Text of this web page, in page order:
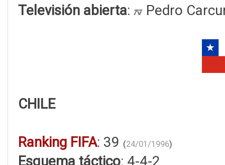
Televisión abierta: Pedro
CHILE
Ranking FIFA: 39 (24/01/1996)
Esquema táctico: 4-4-2